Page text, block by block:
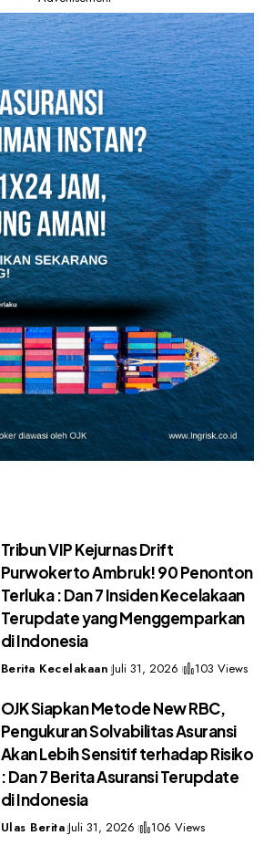
Tribun VIP Kejurnas Drift
Purwokerto Ambruk! 90 Penonton
Terluka : Dan 7 Insiden Kecelakaan
Terupdate yang Menggemparkan
di Indonesia
Berita Kecelakaan Juli 31, 2026 103 Views
OJK Siapkan Metode New RBC,
Pengukuran Solvabilitas Asuransi
Akan Lebih Sensitif terhadap Risiko
: Dan 7 Berita Asuransi Terupdate
di Indonesia
Ulas Berita Juli 31, 2026 106 Views